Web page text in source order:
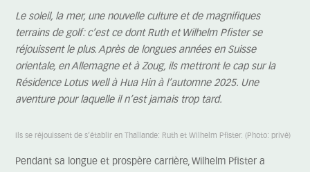
Le soleil, la mer, une nouvelle culture et de magnifiques
terrains de golf: c’est ce dont Ruth et Wilhelm Pfister se
réjouissent le plus. Après de longues années en Suisse
orientale, en Allemagne et à Zoug, ils mettront le cap sur la
Résidence Lotus well à Hua Hin à l’automne 2025. Une
aventure pour laquelle il n’est jamais trop tard.
Ils se réjouissent de s’établir en Thaïlande: Ruth et Wilhelm Pfister. (Photo: privé)
Pendant sa longue et prospère carrière, Wilhelm Pfister a